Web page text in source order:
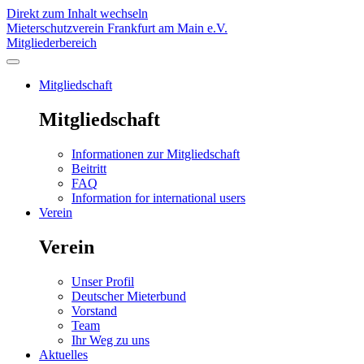
Direkt zum Inhalt wechseln
Mieterschutzverein Frankfurt am Main e.V.
Mitgliederbereich
Mitgliedschaft
Mitgliedschaft
Informationen zur Mitgliedschaft
Beitritt
FAQ
Information for international users
Verein
Verein
Unser Profil
Deutscher Mieterbund
Vorstand
Team
Ihr Weg zu uns
Aktuelles